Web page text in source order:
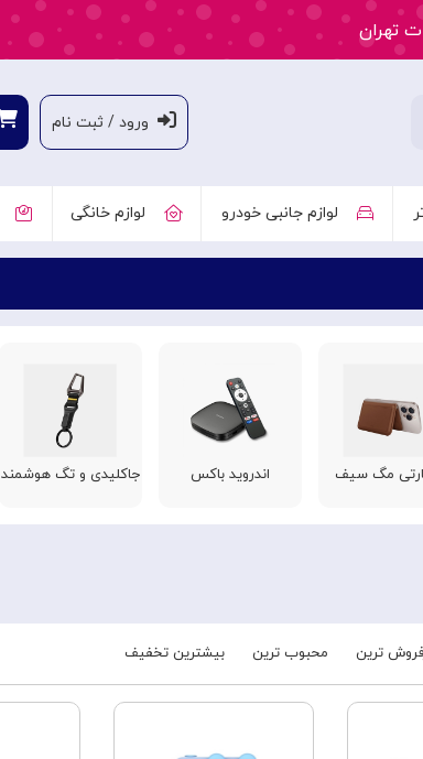
ورود / ثبت نام
لوازم جانبی خودرو لوازم خانگی
مگ سیف اندروید باکس جاکلیدی و تگ هوشمند
ترین محبوب ترین بیشترین تخفیف